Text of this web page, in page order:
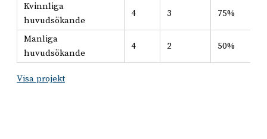
Kvinnliga
huvudsökande
4 3 75%
Manliga
huvudsökande
4 2 50%
Visa projekt